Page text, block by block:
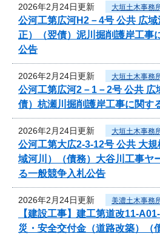
2026年2月24日更新 大垣土木事務
公河工第広河H2－4号 公共 広
正）（翌債）泥川掘削護岸工事
公告
2026年2月24日更新 大垣土木事務
公河工第広河2－1－2号 公共 広
債）杭瀬川掘削護岸工事に関す
2026年2月24日更新 大垣土木事務
公河工第大広2-3-12号 公共 大
域河川）（債務）大谷川工事ヤ
る一般競争入札公告
2026年2月24日更新 美濃土木事務
【建設工事】建工第道改11-
災・安全交付金（道路改築）（